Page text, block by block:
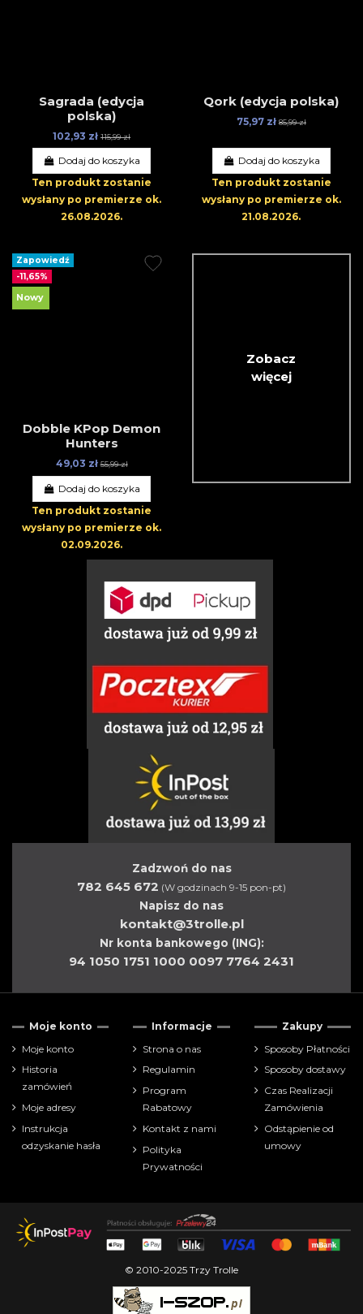
Sagrada (edycja
polska)
102,93 zł115,99 zł
Dodaj do koszyka
Ten produkt zostanie
wysłany po premierze ok.
26.08.2026.
Qork (edycja polska)
75,97 zł 85,99 zł
Dodaj do koszyka
Ten produkt zostanie
wysłany po premierze ok.
21.08.2026.
Zapowiedź
-11,65%
Nowy
Dobble KPop Demon
Hunters
49,03 zł55,99 zł
Dodaj do koszyka
Ten produkt zostanie
wysłany po premierze ok.
02.09.2026.
Zobacz
więcej
Zadzwoń do nas
782 645 672 (W godzinach 9-15 pon-pt)
Napisz do nas
kontakt@3trolle.pl
Nr konta bankowego (ING):
94 1050 1751 1000 0097 7764 2431
Moje konto
Moje konto
Historia
zamówień
Moje adresy
Instrukcja
odzyskanie hasła
Informacje
Strona o nas
Regulamin
Program
Rabatowy
Kontakt z nami
Polityka
Prywatności
Zakupy
Sposoby Płatności
Sposoby dostawy
Czas Realizacji
Zamówienia
Odstąpienie od
umowy
© 2010-2025 Trzy Trolle